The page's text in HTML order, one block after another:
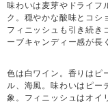
味わいは麦芽やドライフ
ク。穏やかな酸味とコシ
フィニッシュも引き続き
ーブキャンディー感が長
色は白ワイン。香りはピ
ル、海風。味わいはピー
象。フィニッシュはオイ